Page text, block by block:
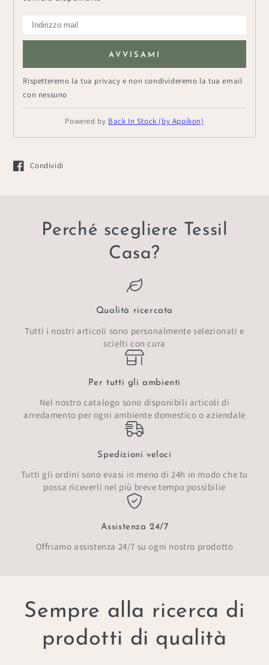
AVVISAMI
Rispetteremo la tua privacy e non condivideremo la tua email
con nessuno
Powered by Back In Stock (by Appikon)
Condividi
Si apre in una nuova finestra.
Perché scegliere Tessil
Casa?
Qualità ricercata
Tutti i nostri articoli sono personalmente selezionati e
scielti con cura
Per tutti gli ambienti
Nel nostro catalogo sono disponibili articoli di
arredamento per ogni ambiente domestico o aziendale
Spedizioni veloci
Tutti gli ordini sono evasi in meno di 24h in modo che tu
possa riceverli nel più breve tempo possibilie
Assistenza 24/7
Offriamo assistenza 24/7 su ogni nostro prodotto
Sempre alla ricerca di
prodotti di qualità